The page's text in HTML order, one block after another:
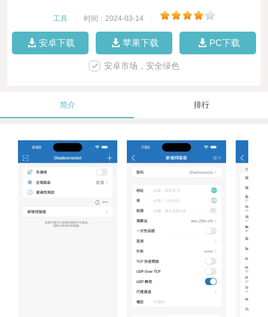
工具 时间：2024-03-14
安卓下载 苹果下载 PC下载
安卓市场，安全绿色
简介 排行